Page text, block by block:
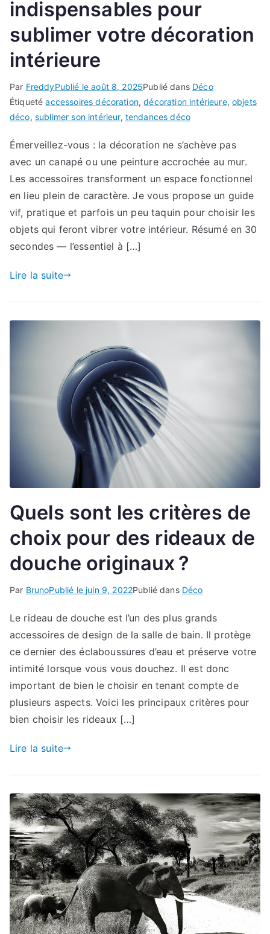
indispensables pour
sublimer votre décoration
intérieure
Par FreddyPublié leaoût 8, 2025Publié dans Déco
Étiquetéaccessoires décoration,décoration intérieure,objets
déco, sublimer son intérieur, tendances déco
Émerveillez-vous : la décoration ne s’achève pas
avec un canapé ou une peinture accrochée au mur.
Les accessoires transforment un espace fonctionnel
en lieu plein de caractère. Je vous propose un guide
vif, pratique et parfois un peu taquin pour choisir les
objets qui feront vibrer votre intérieur. Résumé en 30
secondes — l’essentiel à […]
Lire la suite
Quels sont les critères de
choix pour des rideaux de
douche originaux ?
Par BrunoPublié le juin 9, 2022Publié dans Déco
Le rideau de douche est l’un des plus grands
accessoires de design de la salle de bain. Il protège
ce dernier des éclaboussures d’eau et préserve votre
intimité lorsque vous vous douchez. Il est donc
important de bien le choisir en tenant compte de
plusieurs aspects. Voici les principaux critères pour
bien choisir les rideaux […]
Lire la suite